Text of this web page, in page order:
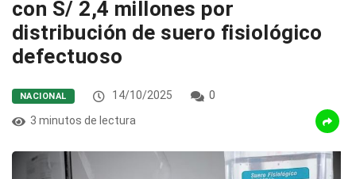
con S/ 2,4 millones por
distribución de suero fisiológico
defectuoso
NACIONAL 14/10/2025
0
3 minutos de lectura